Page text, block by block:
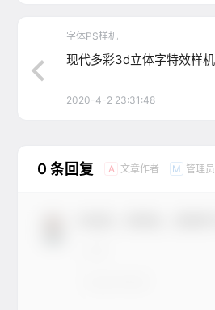
字体PS样机
现代多彩3d立体字特效样
2020-4-2 23:31:48
0 条回复 A 文章作者 M 管理员